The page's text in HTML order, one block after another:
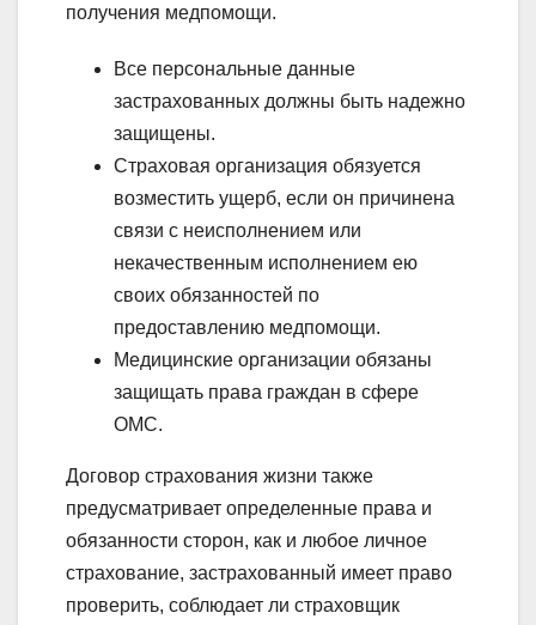
получения медпомощи.
Все персональные данные
застрахованных должны быть надежно
защищены.
Страховая организация обязуется
возместить ущерб, если он причинена
связи с неисполнением или
некачественным исполнением ею
своих обязанностей по
предоставлению медпомощи.
Медицинские организации обязаны
защищать права граждан в сфере
ОМС.
Договор страхования жизни также
предусматривает определенные права и
обязанности сторон, как и любое личное
страхование, застрахованный имеет право
проверить, соблюдает ли страховщик